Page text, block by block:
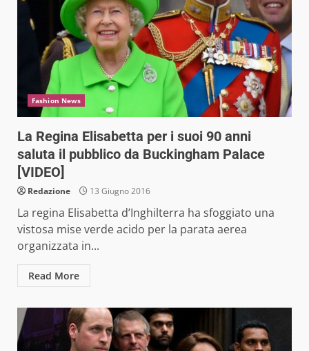
Fashion News
La Regina Elisabetta per i suoi 90 anni
saluta il pubblico da Buckingham Palace
[VIDEO]
Redazione 13 Giugno 2016
La regina Elisabetta d’Inghilterra ha sfoggiato una
vistosa mise verde acido per la parata aerea
organizzata in...
Read More